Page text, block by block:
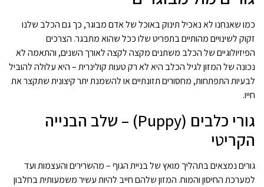
כמו שאנחנו לא נאכיל תינוק באוכל של אדם מבוגר, כך גם הכלב שלנו
זקוק לשינויים מהותיים בתפריט שלו ככל שהוא מתבגר. הצרכים
הפיזיולוגיים של הכלב משתנים מקצה לקצה לאורך השנים, והתאמה לא
נכונה של המזון לגיל הכלב היא לא רק טעות קולינרית – היא עלולה להוביל
לבעיות התפתחות, מחסורים תזונתיים או להשמנת יתר קיצונית שתקצר את
חייו.
גורי כלבים (Puppy) – שלב הבנייה
הקריטי
גורים נמצאים בתהליך מואץ של בניית הגוף – מהשרירים והעצמות ועד
למערכת החיסון והמוח. המזון שלהם חייב להיות עשיר משמעותית בחלבון